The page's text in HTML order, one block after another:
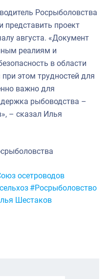
Росрыболовства
представить проект
августа. «Документ
реалиям и
в области
этом трудностей для
важно для
рыбоводства –
– сказал Илья
осетроводов
#Росрыболовство
Шестаков